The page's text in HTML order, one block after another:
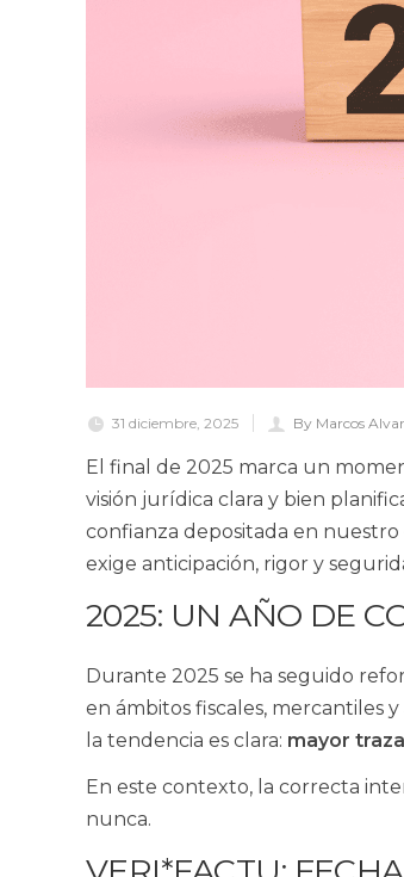
31 diciembre, 2025 By Marcos
El final de 2025 marca un
visión jurídica clara y bien
confianza depositada en
exige anticipación, rigor y
2025: UN AÑO DE
Durante 2025 se ha seguido
en ámbitos fiscales, mercantiles
la tendencia es clara: mayor
En este contexto, la correcta
nunca.